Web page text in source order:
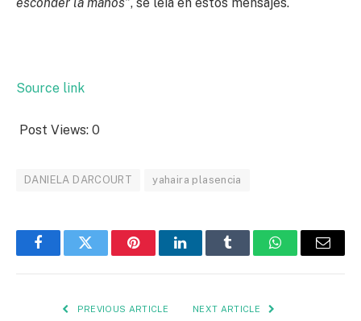
esconder la manos”, se leía en estos mensajes.
Source link
Post Views: 0
DANIELA DARCOURT yahaira plasencia
FacebookTwitter PinterestLinkedInTumblr WhatsAppEmail
PREVIOUS ARTICLE NEXT ARTICLE